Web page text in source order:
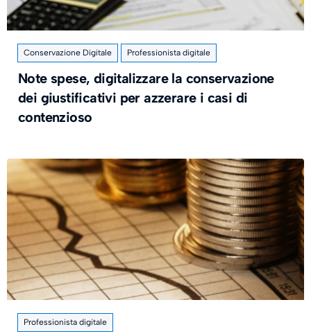
Conservazione Digitale Professionista digitale
Note spese, digitalizzare la conservazione
dei giustificativi per azzerare i casi di
contenzioso
Professionista digitale